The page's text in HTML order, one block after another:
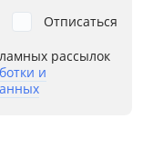
рассылок
и
Отписаться